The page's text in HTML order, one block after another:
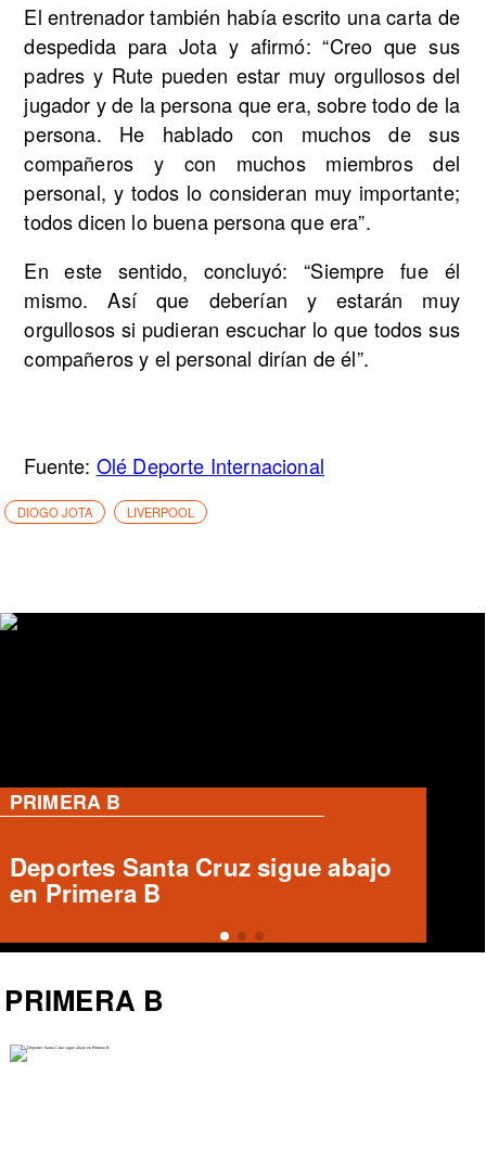
El entrenador también había escrito una carta de
despedida para Jota y afirmó: “Creo que sus
padres y Rute pueden estar muy orgullosos del
jugador y de la persona que era, sobre todo de la
persona. He hablado con muchos de sus
compañeros y con muchos miembros del
personal, y todos lo consideran muy importante;
todos dicen lo buena persona que era”.
En este sentido, concluyó: “Siempre fue él
mismo. Así que deberían y estarán muy
orgullosos si pudieran escuchar lo que todos sus
compañeros y el personal dirían de él”.
Fuente: Olé Deporte Internacional
DIOGO JOTA LIVERPOOL
PRIMERA B
Informe arbitral ausente en Unión
Española vs Deportes Recoleta
PRIMERA B